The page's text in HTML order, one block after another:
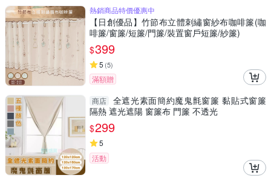
熱銷商品特價優惠中
【日創優品】竹節布立體刺繡窗紗布咖啡簾(咖
啡簾/窗簾/短簾/門簾/裝置窗戶短簾/紗簾)
$399
5 (5)
滿額贈
商店
全遮光素面簡約魔鬼氈窗簾 黏貼式窗簾
隔熱 遮光遮陽 窗簾布 門簾 不透光
$299
5
活動